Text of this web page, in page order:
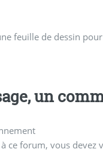
feuille de dessin
un
ce forum, vous devez